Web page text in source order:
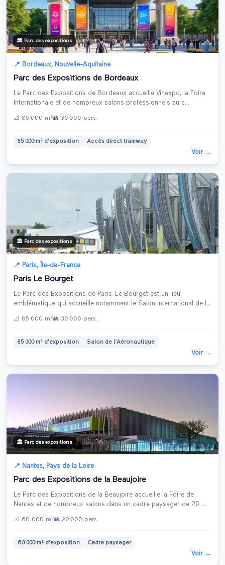
🏛️ Parc des expositions
📍 Bordeaux, Nouvelle-Aquitaine
Parc des Expositions de Bordeaux
Le Parc des Expositions de Bordeaux accueille Vinexpo, la Foire
Internationale et de nombreux salons professionnels au c...
📐 85 000 m²👥 30 000 pers.
85 000 m² d'exposition Accès direct tramway
Voir →
🏛️ Parc des expositions
📍 Paris, Île-de-France
Paris Le Bourget
Le Parc des Expositions de Paris-Le Bourget est un lieu
emblématique qui accueille notamment le Salon International de l ...
📐 85 000 m²👥 30 000 pers.
85 000 m² d'exposition Salon de l'Aéronautique
Voir →
🏛️ Parc des expositions
📍 Nantes, Pays de la Loire
Parc des Expositions de la Beaujoire
Le Parc des Expositions de la Beaujoire accueille la Foire de
Nantes et de nombreux salons dans un cadre paysager de 20 ...
📐 60 000 m²👥 20 000 pers.
60 000 m² d'exposition Cadre paysager
Voir →